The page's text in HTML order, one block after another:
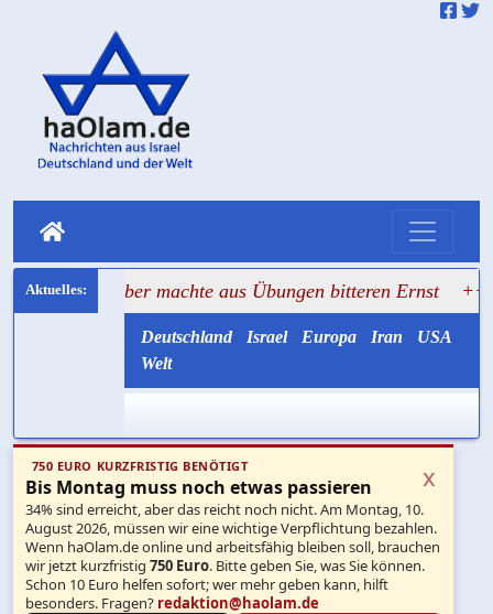
machte aus Übungen bitteren Ernst +++ Hisbollah
Deutschland Israel Europa Iran
USA
Welt
750 EURO KURZFRISTIG BENÖTIGT
Bis Montag muss noch etwas passieren
34% sind erreicht, aber das reicht noch nicht. Am Montag, 10.
August 2026, müssen wir eine wichtige Verpflichtung bezahlen.
Wenn haOlam.de online und arbeitsfähig bleiben soll, brauchen
wir jetzt kurzfristig750 Euro. Bitte geben Sie, was Sie können.
Schon 10 Euro helfen sofort; wer mehr geben kann, hilft
besonders. Fragen? redaktion@haolam.de
x